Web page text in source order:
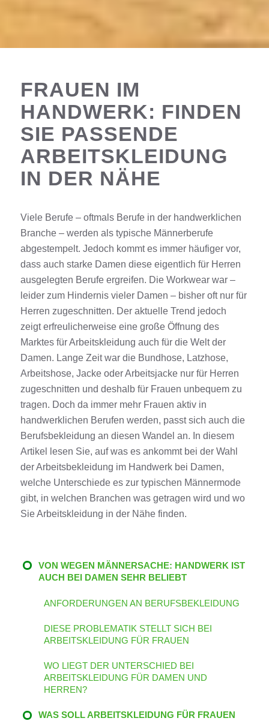
FRAUEN IM
HANDWERK: FINDEN
SIE PASSENDE
ARBEITSKLEIDUNG
IN DER NÄHE
Viele Berufe – oftmals Berufe in der handwerklichen
Branche – werden als typische Männerberufe
abgestempelt. Jedoch kommt es immer häufiger vor,
dass auch starke Damen diese eigentlich für Herren
ausgelegten Berufe ergreifen. Die Workwear war –
leider zum Hindernis vieler Damen – bisher oft nur für
Herren zugeschnitten. Der aktuelle Trend jedoch
zeigt erfreulicherweise eine große Öffnung des
Marktes für Arbeitskleidung auch für die Welt der
Damen. Lange Zeit war die Bundhose, Latzhose,
Arbeitshose, Jacke oder Arbeitsjacke nur für Herren
zugeschnitten und deshalb für Frauen unbequem zu
tragen. Doch da immer mehr Frauen aktiv in
handwerklichen Berufen werden, passt sich auch die
Berufsbekleidung an diesen Wandel an. In diesem
Artikel lesen Sie, auf was es ankommt bei der Wahl
der Arbeitsbekleidung im Handwerk bei Damen,
welche Unterschiede es zur typischen Männermode
gibt, in welchen Branchen was getragen wird und wo
Sie Arbeitskleidung in der Nähe finden.
VON WEGEN MÄNNERSACHE: HANDWERK IST
AUCH BEI DAMEN SEHR BELIEBT
ANFORDERUNGEN AN BERUFSBEKLEIDUNG
DIESE PROBLEMATIK STELLT SICH BEI
ARBEITSKLEIDUNG FÜR FRAUEN
WO LIEGT DER UNTERSCHIED BEI
ARBEITSKLEIDUNG FÜR DAMEN UND
HERREN?
WAS SOLL ARBEITSKLEIDUNG FÜR FRAUEN